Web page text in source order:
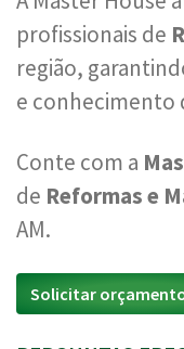
profissionais de
região,
e conhecimento
Conte com a
de Reformas e
AM.
Solicitar